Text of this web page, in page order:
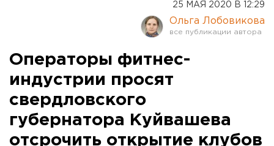
25 МАЯ 2020 В 12:29
Ольга Лобовикова
Операторы фитнес-
индустрии просят
свердловского
губернатора Куйвашева
отсрочить открытие клубов